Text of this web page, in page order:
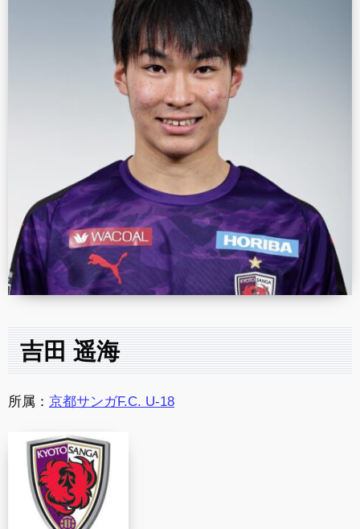
吉田 遥海
所属： 京都サンガF.C. U-18